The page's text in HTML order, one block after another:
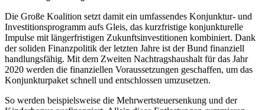
Die Große Koalition setzt damit ein umfassendes Konjunktur- und
Investitionsprogramm aufs Gleis, das kurzfristige konjunkturelle
Impulse mit längerfristigen Zukunftsinvestitionen kombiniert. Dank
der soliden Finanzpolitik der letzten Jahre ist der Bund finanziell
handlungsfähig. Mit dem Zweiten Nachtragshaushalt für das Jahr
2020 werden die finanziellen Voraussetzungen geschaffen, um das
Konjunkturpaket schnell und entschlossen umzusetzen.
So werden beispielsweise die Mehrwertsteuersenkung und der